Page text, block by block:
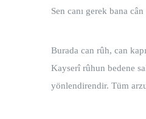
Sen canı gerek bana cân
Burada can rûh, can
Kayserî rûhun bedene
yönlendirendir. Tüm